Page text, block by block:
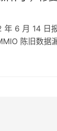
6 月 14 日
陈旧数据